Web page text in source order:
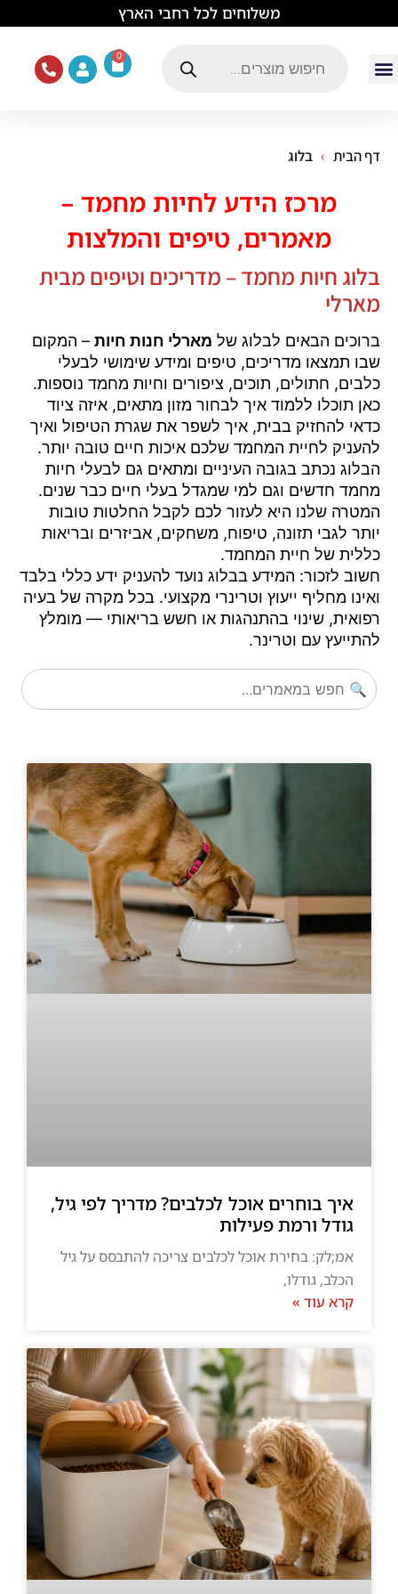
משלוחים לכל רחבי הארץ
0
דף הבית בלוג
מרכז הידע לחיות מחמד –
מאמרים, טיפים והמלצות
בלוג חיות מחמד – מדריכים וטיפים מבית
מארלי
ברוכים הבאים לבלוג של מארלי חנות חיות – המקום
שבו תמצאו מדריכים, טיפים ומידע שימושי לבעלי
כלבים, חתולים, תוכים, ציפורים וחיות מחמד נוספות.
כאן תוכלו ללמוד איך לבחור מזון מתאים, איזה ציוד
כדאי להחזיק בבית, איך לשפר את שגרת הטיפול ואיך
להעניק לחיית המחמד שלכם איכות חיים טובה יותר.
הבלוג נכתב בגובה העיניים ומתאים גם לבעלי חיות
מחמד חדשים וגם למי שמגדל בעלי חיים כבר שנים.
המטרה שלנו היא לעזור לכם לקבל החלטות טובות
יותר לגבי תזונה, טיפוח, משחקים, אביזרים ובריאות
כללית של חיית המחמד.
חשוב לזכור: המידע בבלוג נועד להעניק ידע כללי בלבד
ואינו מחליף ייעוץ וטרינרי מקצועי. בכל מקרה של בעיה
רפואית, שינוי בהתנהגות או חשש בריאותי — מומלץ
להתייעץ עם וטרינר.
איך בוחרים אוכל לכלבים? מדריך לפי גיל,
גודל ורמת פעילות
אמ;לק: בחירת אוכל לכלבים צריכה להתבסס על גיל
הכלב, גודלו,
קרא עוד »